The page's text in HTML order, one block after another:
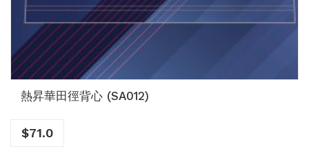
熱昇華田徑背心 (SA012)
$71.0